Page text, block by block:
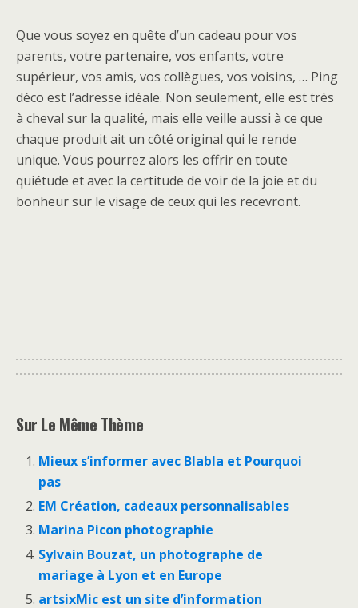
Que vous soyez en quête d’un cadeau pour vos
parents, votre partenaire, vos enfants, votre
supérieur, vos amis, vos collègues, vos voisins, … Ping
déco est l’adresse idéale. Non seulement, elle est très
à cheval sur la qualité, mais elle veille aussi à ce que
chaque produit ait un côté original qui le rende
unique. Vous pourrez alors les offrir en toute
quiétude et avec la certitude de voir de la joie et du
bonheur sur le visage de ceux qui les recevront.
Sur Le Même Thème
Mieux s’informer avec Blabla et Pourquoi
pas
EM Création, cadeaux personnalisables
Marina Picon photographie
Sylvain Bouzat, un photographe de
mariage à Lyon et en Europe
artsixMic est un site d’information